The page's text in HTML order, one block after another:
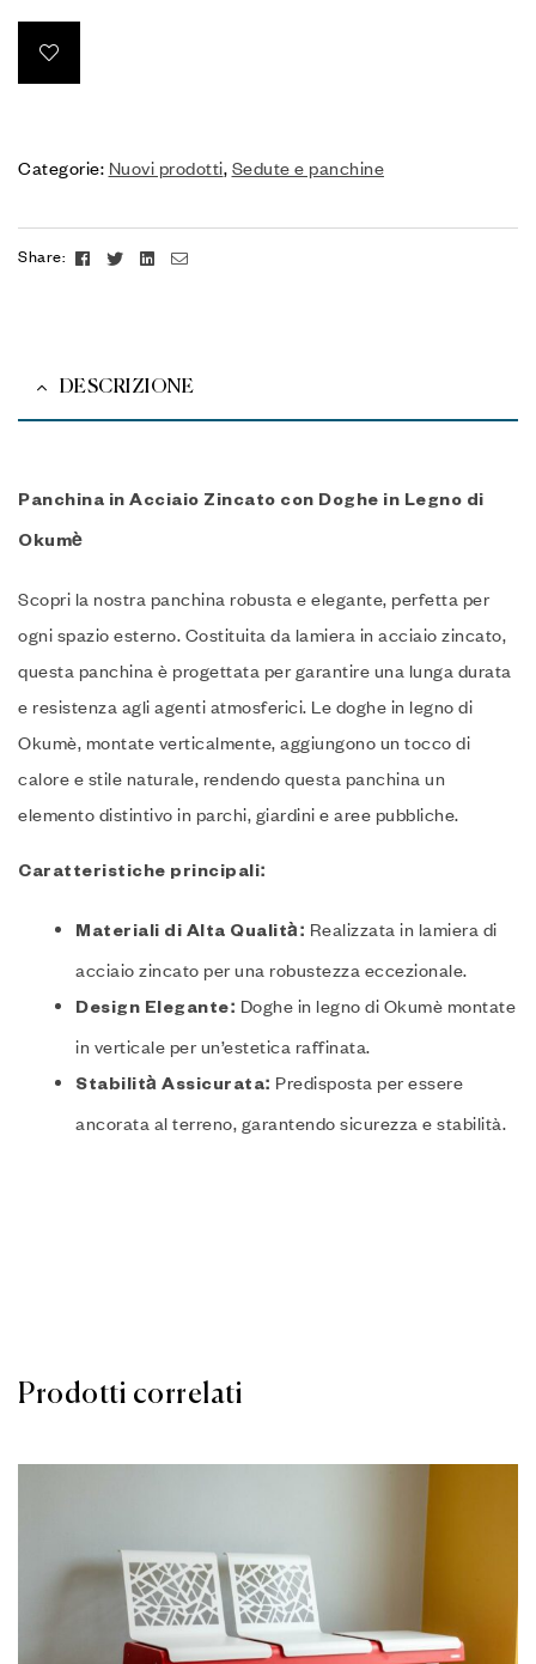
Categorie: Nuovi prodotti, Sedute e panchine
Share: FacebookTwitterLinkedin
Email
DESCRIZIONE
Panchina in Acciaio Zincato con Doghe in Legno di
Okumè
Scopri la nostra panchina robusta e elegante, perfetta per
ogni spazio esterno. Costituita da lamiera in acciaio zincato,
questa panchina è progettata per garantire una lunga durata
e resistenza agli agenti atmosferici. Le doghe in legno di
Okumè, montate verticalmente, aggiungono un tocco di
calore e stile naturale, rendendo questa panchina un
elemento distintivo in parchi, giardini e aree pubbliche.
Caratteristiche principali:
Materiali di Alta Qualità: Realizzata in lamiera di
acciaio zincato per una robustezza eccezionale.
Design Elegante: Doghe in legno di Okumè montate
in verticale per un’estetica raffinata.
Stabilità Assicurata: Predisposta per essere
ancorata al terreno, garantendo sicurezza e stabilità.
Prodotti correlati